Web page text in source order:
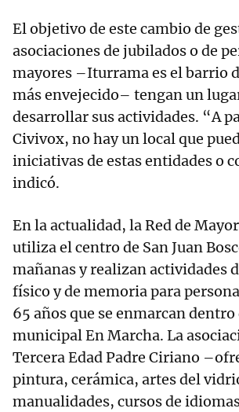
El objetivo de este cambio de
asociaciones de jubilados o de
mayores –Iturrama es el barrio
más envejecido– tengan un
desarrollar sus actividades. “A
Civivox, no hay un local que
iniciativas de estas entidades o
indicó.
En la actualidad, la Red de
utiliza el centro de San Juan
mañanas y realizan actividades
físico y de memoria para
65 años que se enmarcan
municipal En Marcha. La
Tercera Edad Padre Ciriano
pintura, cerámica, artes del
manualidades, cursos de